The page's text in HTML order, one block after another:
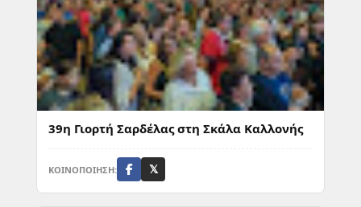
39η Γιορτή Σαρδέλας στη Σκάλα Καλλονής
ΚΟΙΝΟΠΟΙΗΣΗ: 𝕏